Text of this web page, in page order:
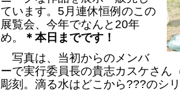
ています。5月連休恒例のこの
展覧会、今年でなんと20年
め。
＊本日までです！
写真は、当初からのメンバ
ーで実行委員長の貴志カスケさん
彫刻。滴る水はどこから???のシ